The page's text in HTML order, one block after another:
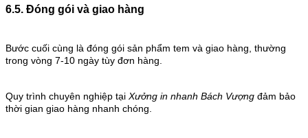
6.5. Đóng gói và giao hàng
Bước cuối cùng là đóng gói sản phẩm tem và giao hàng, thường
trong vòng 7-10 ngày tùy đơn hàng.
Quy trình chuyên nghiệp tại Xưởng in nhanh Bách Vượng đảm bảo
thời gian giao hàng nhanh chóng.